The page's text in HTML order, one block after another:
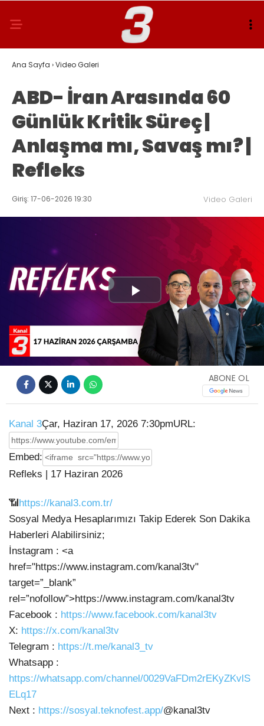
Ana Sayfa ›Video Galeri
ABD- İran Arasında 60
Günlük Kritik Süreç |
Anlaşma mı, Savaş mı? |
Refleks
Giriş: 17-06-2026 19:30 Video Galeri
Play
Video
ABONE OL
Kanal 3Çar, Haziran 17, 2026 7:30pmURL:
Embed:
Refleks | 17 Haziran 2026
📶https://kanal3.com.tr/
Sosyal Medya Hesaplarımızı Takip Ederek Son Dakika
Haberleri Alabilirsiniz;
İnstagram : <a
href="https://www.instagram.com/kanal3tv"
target=”_blank”
rel=”nofollow”>https://www.instagram.com/kanal3tv
Facebook : https://www.facebook.com/kanal3tv
X: https://x.com/kanal3tv
Telegram : https://t.me/kanal3_tv
Whatsapp :
https://whatsapp.com/channel/0029VaFDm2rEKyZKvlS
ELq17
Next : https://sosyal.teknofest.app/@kanal3tv